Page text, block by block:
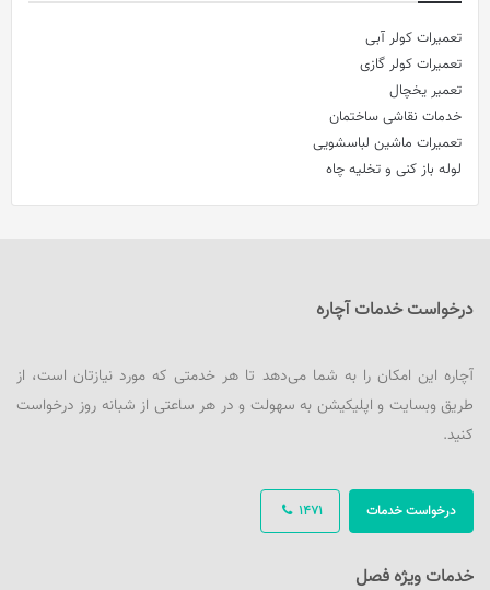
تعمیرات کولر آبی
تعمیرات کولر گازی
تعمیر یخچال
خدمات نقاشی ساختمان
تعمیرات ماشین لباسشویی
لوله باز کنی و تخلیه چاه
درخواست خدمات آچاره
آچاره این امکان را به شما می‌دهد تا هر خدمتی که مورد نیازتان است، از
طریق وبسایت و اپلیکیشن به سهولت و در هر ساعتی از شبانه روز درخواست
کنید.
1471 درخواست خدمات
خدمات ویژه فصل